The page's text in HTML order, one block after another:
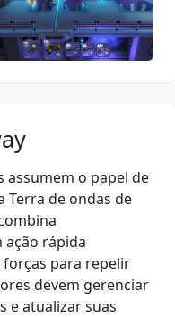
assumem o papel de
Terra de ondas de
rápida
forças para repelir
devem gerenciar
e atualizar suas